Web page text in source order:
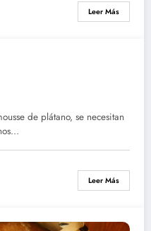
Leer Más
de plátano, se necesitan
Leer Más